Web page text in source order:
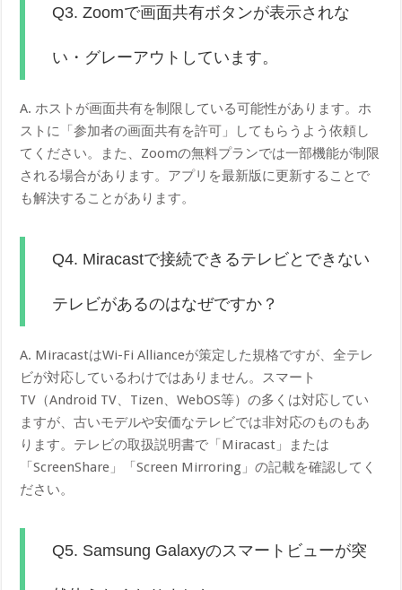
Q3. Zoomで画面共有ボタンが表示されな
い・グレーアウトしています。
A. ホストが画面共有を制限している可能性があります。ホ
ストに「参加者の画面共有を許可」してもらうよう依頼し
てください。また、Zoomの無料プランでは一部機能が制限
される場合があります。アプリを最新版に更新することで
も解決することがあります。
Q4. Miracastで接続できるテレビとできない
テレビがあるのはなぜですか？
A. MiracastはWi-Fi Allianceが策定した規格ですが、全テレ
ビが対応しているわけではありません。スマート
TV（Android TV、Tizen、WebOS等）の多くは対応してい
ますが、古いモデルや安価なテレビでは非対応のものもあ
ります。テレビの取扱説明書で「Miracast」または
「ScreenShare」「Screen Mirroring」の記載を確認してく
ださい。
Q5. Samsung Galaxyのスマートビューが突